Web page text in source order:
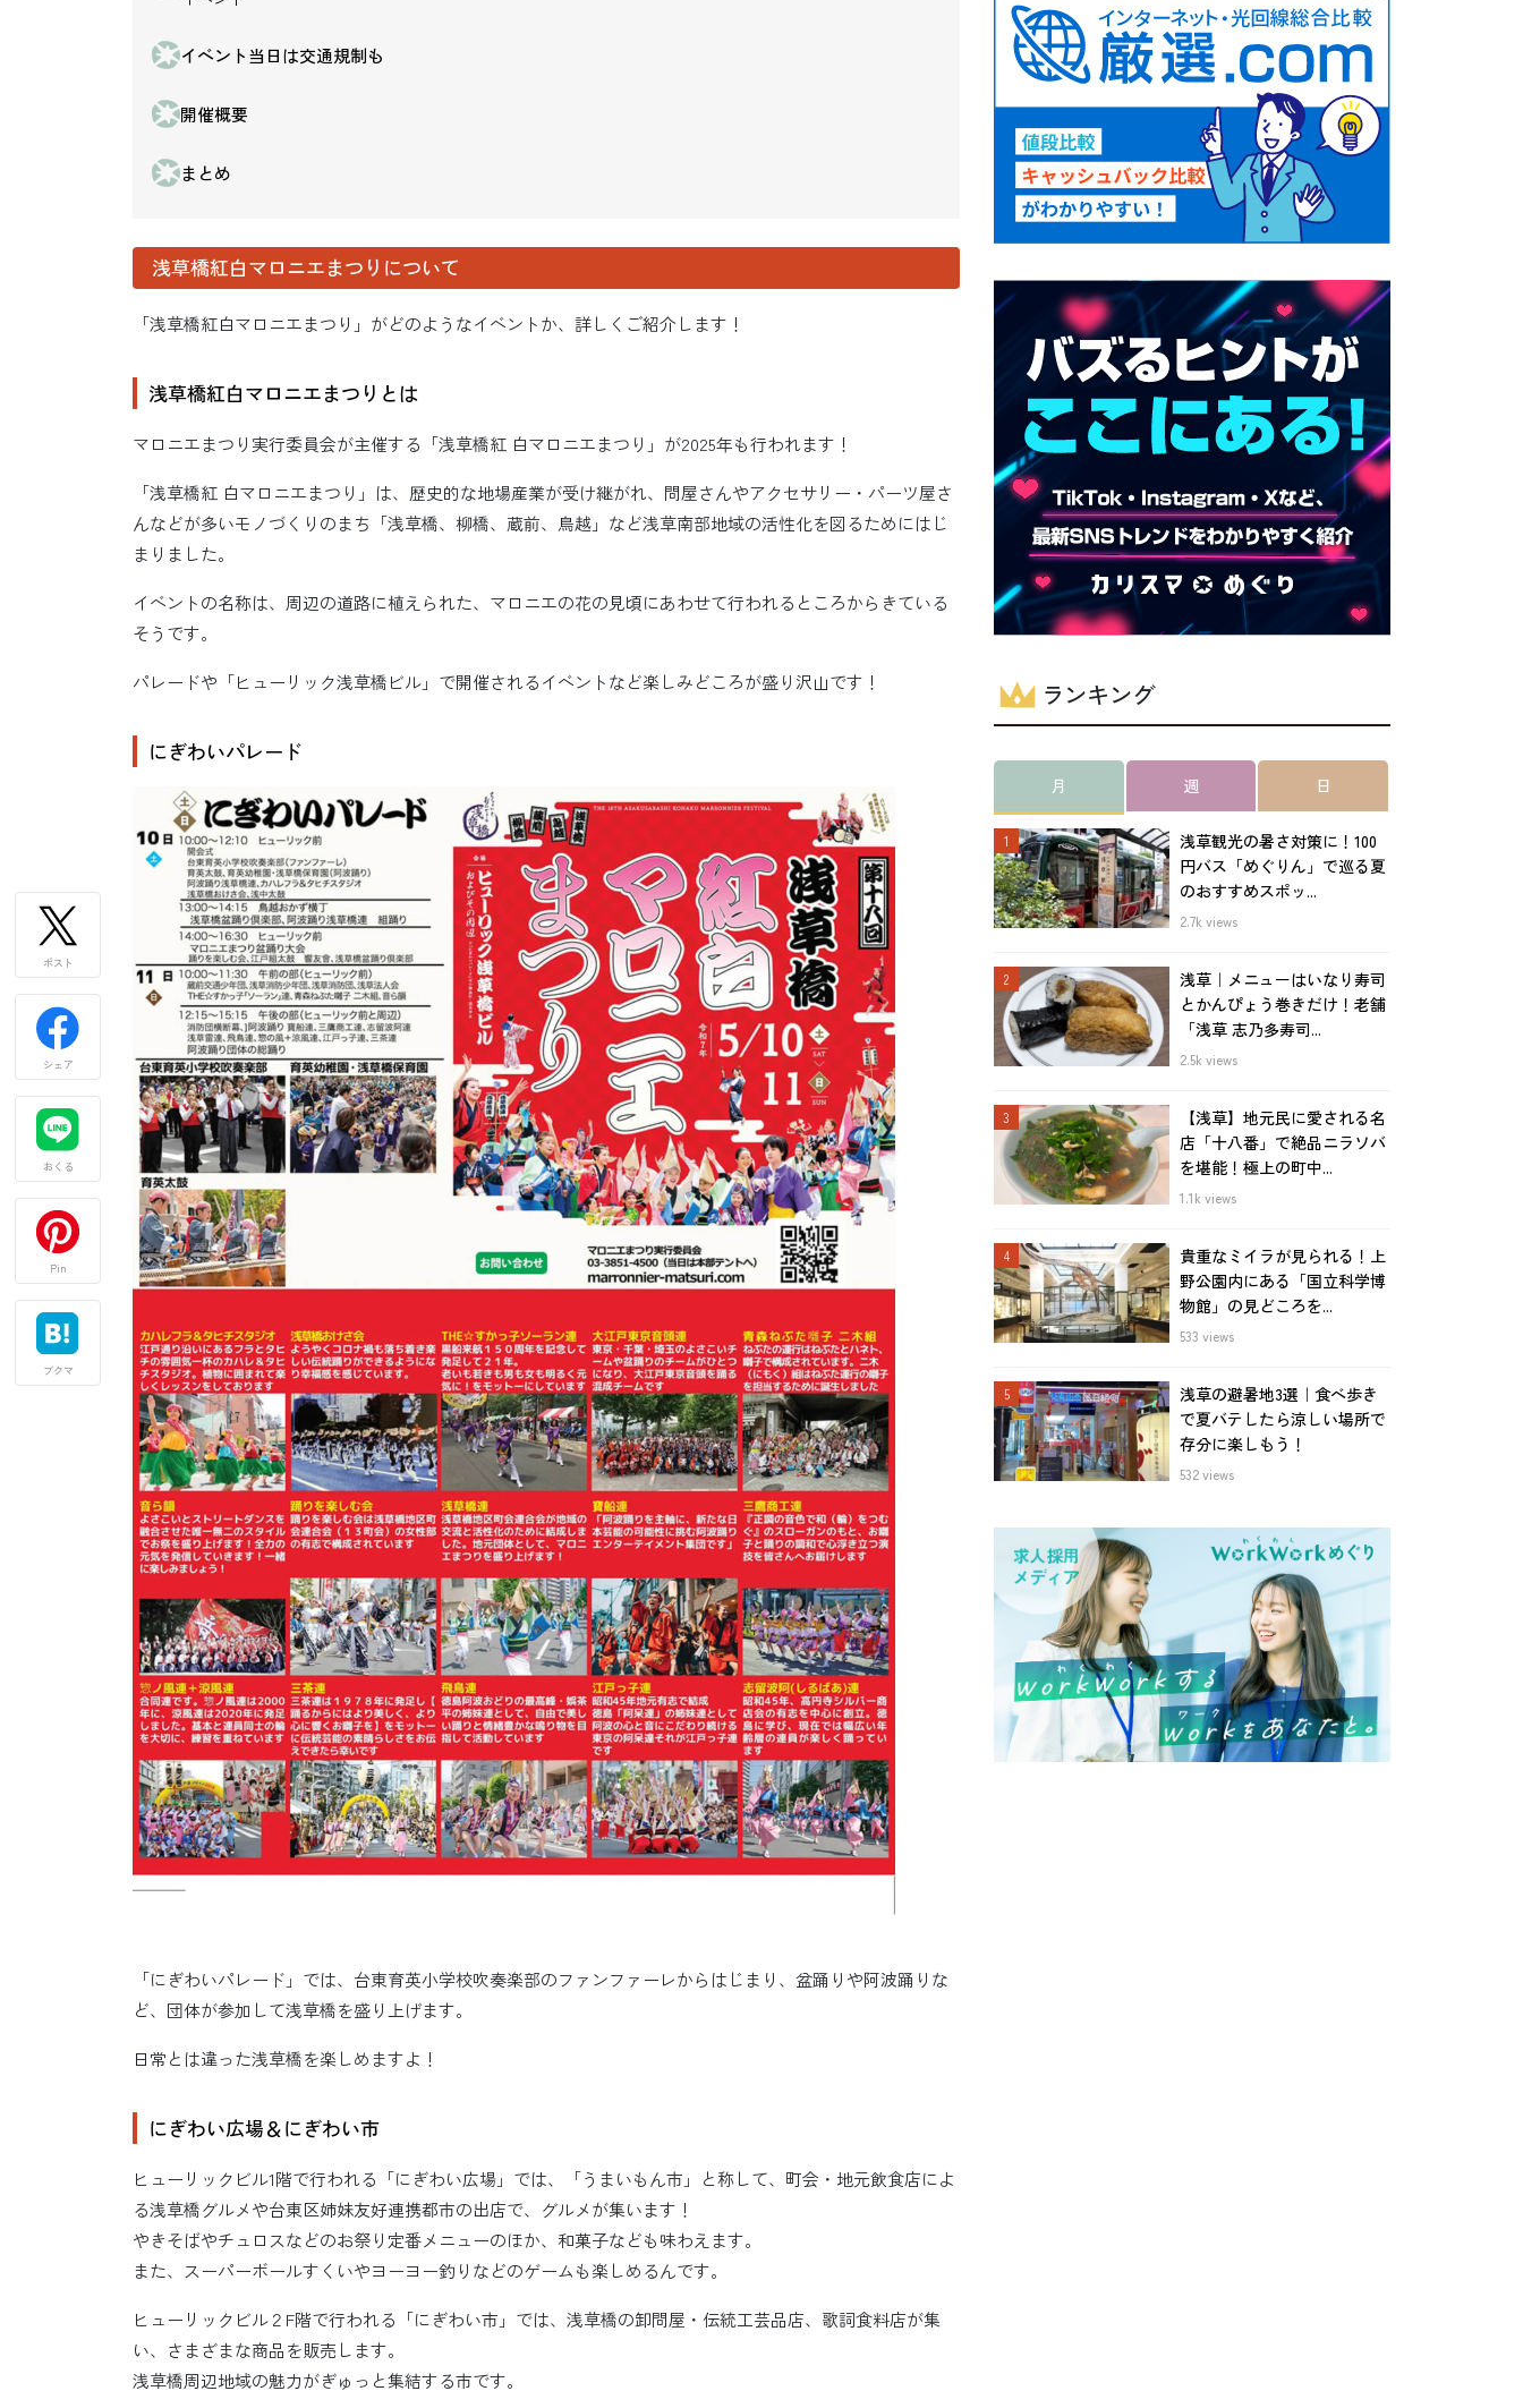
イベント当日は交通規制も
開催概要
まとめ
浅草橋紅白マロニエまつりについて
「浅草橋紅白マロニエまつり」がどのようなイベントか、詳しくご紹介します！
浅草橋紅白マロニエまつりとは
マロニエまつり実行委員会が主催する「浅草橋紅 白マロニエまつり」が2025年も行われます！
「浅草橋紅 白マロニエまつり」は、歴史的な地場産業が受け継がれ、問屋さんやアクセサリー・パーツ屋さ
んなどが多いモノづくりのまち「浅草橋、柳橋、蔵前、鳥越」など浅草南部地域の活性化を図るためにはじ
まりました。
イベントの名称は、周辺の道路に植えられた、マロニエの花の見頃にあわせて行われるところからきている
そうです。
パレードや「ヒューリック浅草橋ビル」で開催されるイベントなど楽しみどころが盛り沢山です！
にぎわいパレード
「にぎわいパレード」では、台東育英小学校吹奏楽部のファンファーレからはじまり、盆踊りや阿波踊りな
ど、団体が参加して浅草橋を盛り上げます。
日常とは違った浅草橋を楽しめますよ！
にぎわい広場＆にぎわい市
ヒューリックビル1階で行われる「にぎわい広場」では、「うまいもん市」と称して、町会・地元飲食店によ
る浅草橋グルメや台東区姉妹友好連携都市の出店で、グルメが集います！
やきそばやチュロスなどのお祭り定番メニューのほか、和菓子なども味わえます。
また、スーパーボールすくいやヨーヨー釣りなどのゲームも楽しめるんです。
ヒューリックビル２F階で行われる「にぎわい市」では、浅草橋の卸問屋・伝統工芸品店、歌詞食料店が集
い、さまざまな商品を販売します。
浅草橋周辺地域の魅力がぎゅっと集結する市です。
ランキング
月 週 日
浅草観光の暑さ対策に！100
円バス「めぐりん」で巡る夏
のおすすめスポッ...
2.7k views
浅草｜メニューはいなり寿司
とかんぴょう巻きだけ！老舗
「浅草 志乃多寿司...
2.5k views
【浅草】地元民に愛される名
店「十八番」で絶品ニラソバ
を堪能！極上の町中...
1.1k views
貴重なミイラが見られる！上
野公園内にある「国立科学博
物館」の見どころを...
533 views
浅草の避暑地3選｜食べ歩き
で夏バテしたら涼しい場所で
存分に楽しもう！
532 views
ポスト
シェア
おくる
Pin
ブクマ